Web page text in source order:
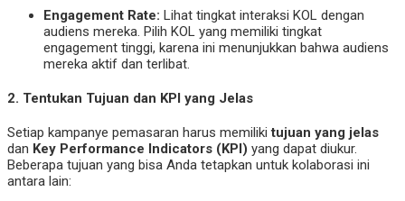
Engagement Rate: Lihat tingkat interaksi KOL dengan
audiens mereka. Pilih KOL yang memiliki tingkat
engagement tinggi, karena ini menunjukkan bahwa audiens
mereka aktif dan terlibat.
2. Tentukan Tujuan dan KPI yang Jelas
Setiap kampanye pemasaran harus memilikitujuan yang jelas
dan Key Performance Indicators (KPI) yang dapat diukur.
Beberapa tujuan yang bisa Anda tetapkan untuk kolaborasi ini
antara lain: